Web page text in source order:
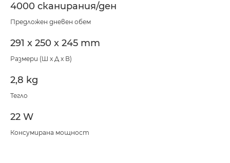
4000 сканирания/ден
Предложен дневен обем
291 x 250 x 245 mm
Размери (Ш x Д x В)
2,8 kg
Тегло
22 W
Консумирана мощност